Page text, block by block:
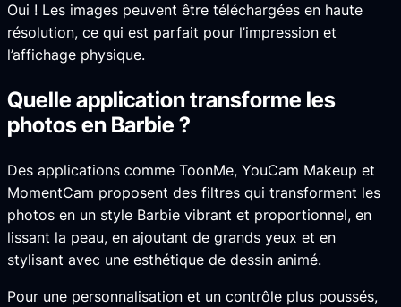
Oui ! Les images peuvent être téléchargées en haute
résolution, ce qui est parfait pour l’impression et
l’affichage physique.
Quelle application transforme les
photos en Barbie ?
Des applications comme ToonMe, YouCam Makeup et
MomentCam proposent des filtres qui transforment les
photos en un style Barbie vibrant et proportionnel, en
lissant la peau, en ajoutant de grands yeux et en
stylisant avec une esthétique de dessin animé.
Pour une personnalisation et un contrôle plus poussés,